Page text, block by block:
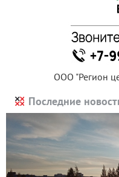
ООО "Регион
Последние